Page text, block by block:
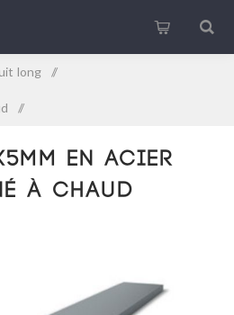
long /
/
en acier
à chaud